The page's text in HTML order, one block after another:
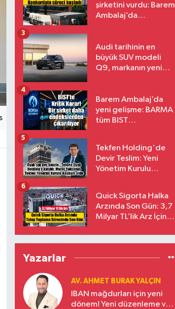
şirketini vurdu: Barem
Ambalaj’da
Audi tarihinin en
büyük SUV modeli
Q9, markanın yeni
3
Barem Ambalaj’da
yeni gelişme: BARMA
tüm BIST
4
Tekfen Holding'de
Devir Teslim: Yeni
Yönetim Kurulu
5
Quick Sigorta Halka
Arzında Son Gün: 3,7
Milyar TL’lik Arz İçin
Eriyor
6
Yazarlar
AV. AHMET BURAK YALÇIN
IBAN mağdurları için yeni
dönem! Yeni düzenleme ve